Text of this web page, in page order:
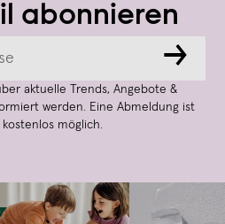
abonnieren
→
aktuelle Trends, Angebote &
werden. Eine Abmeldung ist
möglich.